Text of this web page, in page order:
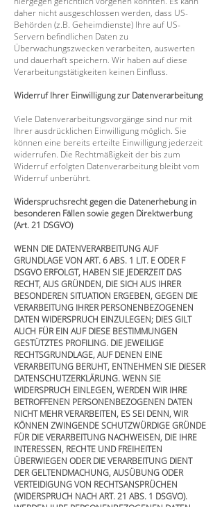
daher nicht ausgeschlossen werden, dass US-
Behörden (z.B. Geheimdienste) Ihre auf US-
Servern befindlichen Daten zu
Überwachungszwecken verarbeiten, auswerten
und dauerhaft speichern. Wir haben auf diese
Verarbeitungstätigkeiten keinen Einfluss.
Widerruf Ihrer Einwilligung zur Datenverarbeitung
Viele Datenverarbeitungsvorgänge sind nur mit
Ihrer ausdrücklichen Einwilligung möglich. Sie
können eine bereits erteilte Einwilligung jederzeit
widerrufen. Die Rechtmäßigkeit der bis zum
Widerruf erfolgten Datenverarbeitung bleibt vom
Widerruf unberührt.
Widerspruchsrecht gegen die Datenerhebung in
besonderen Fällen sowie gegen Direktwerbung
(Art. 21 DSGVO)
WENN DIE DATENVERARBEITUNG AUF
GRUNDLAGE VON ART. 6 ABS. 1 LIT. E ODER F
DSGVO ERFOLGT, HABEN SIE JEDERZEIT DAS
RECHT, AUS GRÜNDEN, DIE SICH AUS IHRER
BESONDEREN SITUATION ERGEBEN, GEGEN DIE
VERARBEITUNG IHRER PERSONENBEZOGENEN
DATEN WIDERSPRUCH EINZULEGEN; DIES GILT
AUCH FÜR EIN AUF DIESE BESTIMMUNGEN
GESTÜTZTES PROFILING. DIE JEWEILIGE
RECHTSGRUNDLAGE, AUF DENEN EINE
VERARBEITUNG BERUHT, ENTNEHMEN SIE DIESER
DATENSCHUTZERKLÄRUNG. WENN SIE
WIDERSPRUCH EINLEGEN, WERDEN WIR IHRE
BETROFFENEN PERSONENBEZOGENEN DATEN
NICHT MEHR VERARBEITEN, ES SEI DENN, WIR
KÖNNEN ZWINGENDE SCHUTZWÜRDIGE GRÜNDE
FÜR DIE VERARBEITUNG NACHWEISEN, DIE IHRE
INTERESSEN, RECHTE UND FREIHEITEN
ÜBERWIEGEN ODER DIE VERARBEITUNG DIENT
DER GELTENDMACHUNG, AUSÜBUNG ODER
VERTEIDIGUNG VON RECHTSANSPRÜCHEN
(WIDERSPRUCH NACH ART. 21 ABS. 1 DSGVO).